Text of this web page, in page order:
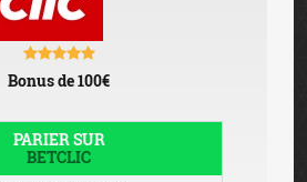
Bonus de 100€
PARIER SUR
BETCLIC